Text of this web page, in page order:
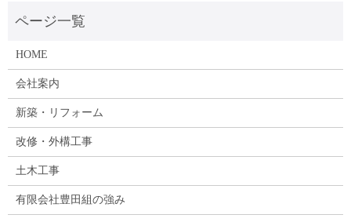
HOME
会社案内
新築・リフォーム
改修・外構工事
土木工事
有限会社豊田組の強み